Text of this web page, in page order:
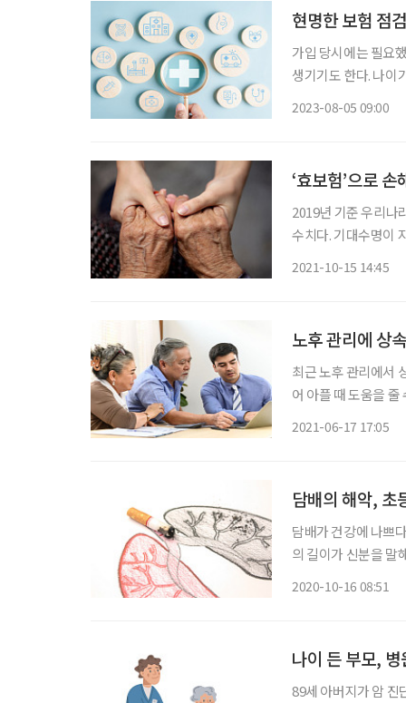
현명한 보험 점
가입 당시에는 필요
생기기도 한다. 나이
2023-08-05 09:00
‘효보험’으로
2019년 기준 우리나
수치다. 기대수명이
2021-10-15 14:45
노후 관리에 상
최근 노후 관리에서
어 아플 때 도움을
2021-06-17 17:05
담배의 해악, 초
담배가 건강에 나쁘
의 길이가 신분을 말
2020-10-16 08:51
나이 든 부모,
89세 아버지가 암 진